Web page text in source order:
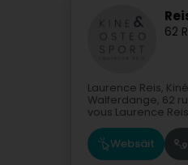
62
Laurence Reis,
Walferdange, 62
vous.Laurence
Websäit